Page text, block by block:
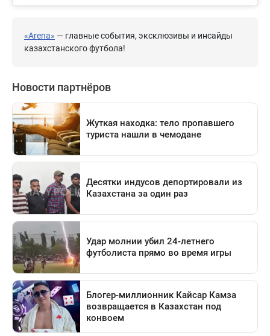
«Arena» — главные события, эксклюзивы и инсайды
казахстанского футбола!